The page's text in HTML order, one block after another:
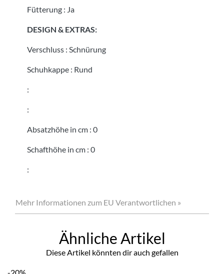
Fütterung : Ja
DESIGN & EXTRAS:
Verschluss : Schnürung
Schuhkappe : Rund
:
:
Absatzhöhe in cm : 0
Schafthöhe in cm : 0
:
Mehr Informationen zum EU Verantwortlichen »
Ähnliche Artikel
Diese Artikel könnten dir auch gefallen
-20%